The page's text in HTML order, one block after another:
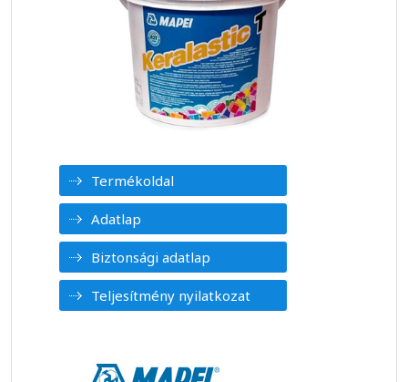
Termékoldal
Adatlap
Biztonsági adatlap
Teljesítmény nyilatkozat